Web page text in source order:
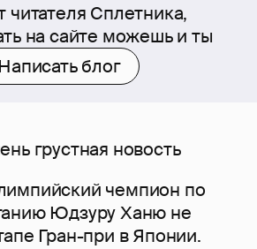
читателя Сплетника,
на сайте можешь и ты
Написать блог
грустная новость
чемпион по
Юдзуру Ханю не
Гран-при в Японии.